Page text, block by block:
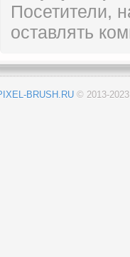
Посетители,
оставлять
BRUSH.RU © 2013-